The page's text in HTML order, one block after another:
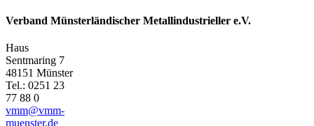
Verband Münsterländischer Metallindustrieller e.V.
Haus
Sentmaring 7
48151 Münster
Tel.: 0251 23
77 88 0
vmm@vmm-
muenster.de